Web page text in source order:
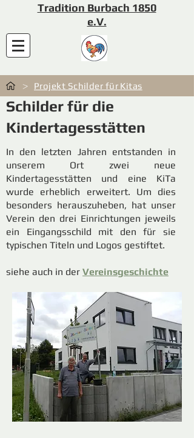
Tradition Burbach 1850
e.V.
> Projekt Schilder für Kitas
Schilder für die
Kindertagesstätten
In den letzten Jahren entstanden in
unserem Ort zwei neue
Kindertagesstätten und eine KiTa
wurde erheblich erweitert. Um dies
besonders herauszuheben, hat unser
Verein den drei Einrichtungen jeweils
ein Eingangsschild mit den für sie
typischen Titeln und Logos gestiftet.
siehe auch in der Vereinsgeschichte